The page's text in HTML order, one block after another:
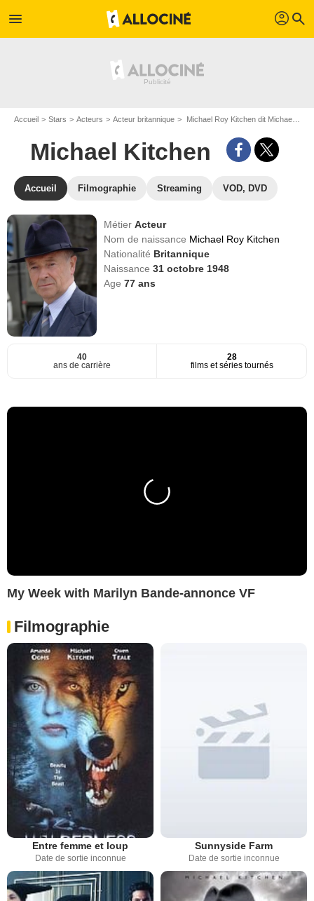
menu profil search
Accueil Stars Acteurs Acteur britannique Michael Roy Kitchen dit Michael Kitchen
Michael Kitchen
Accueil Filmographie Streaming VOD, DVD
MétierActeur
Nom de naissance Michael Roy Kitchen
Nationalité Britannique
Naissance31 octobre 1948
Age77 ans
40
ans de carrière
28
films et séries tournés
My Week with Marilyn Bande-annonce VF
Filmographie
Entre femme et loup
Date de sortie inconnue
Sunnyside Farm
Date de sortie inconnue